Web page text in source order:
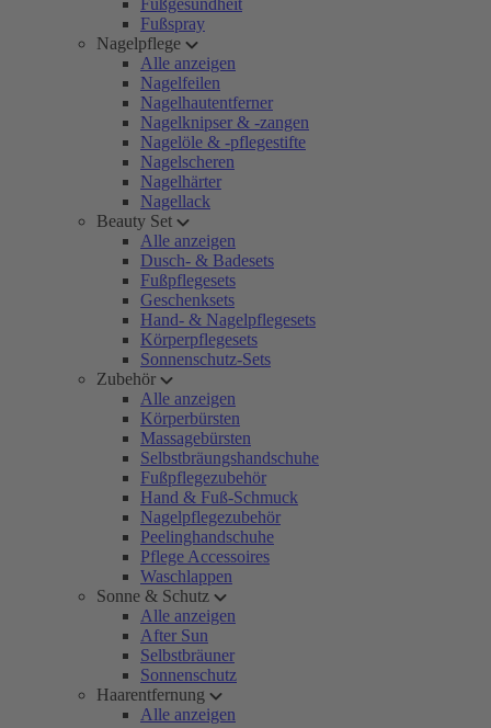
Fußgesundheit
Fußspray
Nagelpflege
Alle anzeigen
Nagelfeilen
Nagelhautentferner
Nagelknipser & -zangen
Nagelöle & -pflegestifte
Nagelscheren
Nagelhärter
Nagellack
Beauty Set
Alle anzeigen
Dusch- & Badesets
Fußpflegesets
Geschenksets
Hand- & Nagelpflegesets
Körperpflegesets
Sonnenschutz-Sets
Zubehör
Alle anzeigen
Körperbürsten
Massagebürsten
Selbstbräungshandschuhe
Fußpflegezubehör
Hand & Fuß-Schmuck
Nagelpflegezubehör
Peelinghandschuhe
Pflege Accessoires
Waschlappen
Sonne & Schutz
Alle anzeigen
After Sun
Selbstbräuner
Sonnenschutz
Haarentfernung
Alle anzeigen